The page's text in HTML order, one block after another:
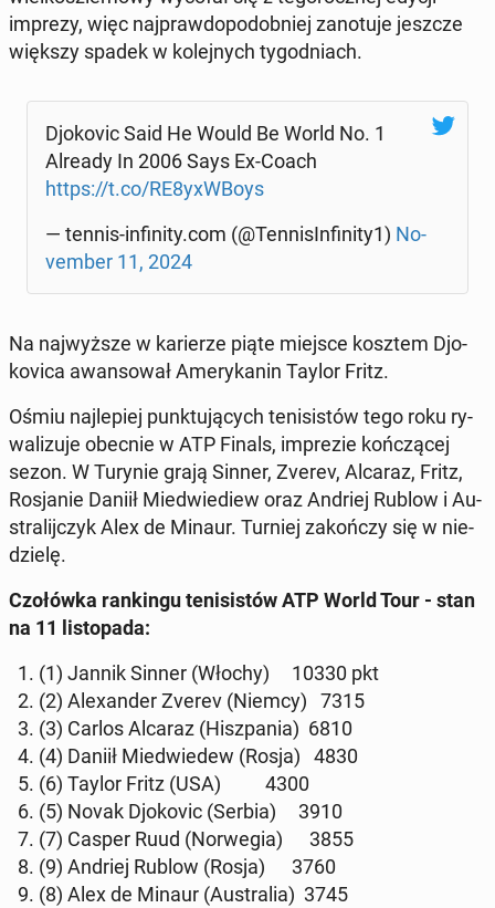
imprezy, więc naj­praw­do­po­dob­niej za­no­tu­je jeszcze
większy spadek w ko­lej­nych ty­go­dniach.
Djo­ko­vic Said He Would Be World No. 1
Already In 2006 Says Ex-Coach
https://t.co/RE8yxWBoys
— tennis-in­fi­ni­ty.com (@Ten­ni­sIn­fi­ni­ty1) No­
vem­ber 11, 2024
Na naj­wyż­sze w ka­rie­rze piąte miejsce kosztem Djo­
ko­vi­ca awan­so­wał Ame­ry­ka­nin Taylor Fritz.
Ośmiu naj­le­piej punk­tu­ją­cych te­ni­si­stów tego roku ry­
wa­li­zu­je obecnie w ATP Finals, im­pre­zie koń­czą­cej
sezon. W Turynie grają Sinner, Zverev, Alcaraz, Fritz,
Ro­sja­nie Daniił Mie­dwie­diew oraz Andriej Rublow i Au­
stra­lij­czyk Alex de Minaur. Turniej za­koń­czy się w nie­
dzie­lę.
Czo­łów­ka ran­kin­gu te­ni­si­stów ATP World Tour - stan
na 11 li­sto­pa­da:
1. (1) Jannik Sinner (Włochy) 10330 pkt
2. (2) Ale­xan­der Zverev (Niemcy) 7315
3. (3) Carlos Alcaraz (Hisz­pa­nia) 6810
4. (4) Daniił Mie­dwie­dew (Rosja) 4830
5. (6) Taylor Fritz (USA) 4300
6. (5) Novak Djo­ko­vic (Serbia) 3910
7. (7) Casper Ruud (Nor­we­gia) 3855
8. (9) Andriej Rublow (Rosja) 3760
9. (8) Alex de Minaur (Au­stra­lia) 3745